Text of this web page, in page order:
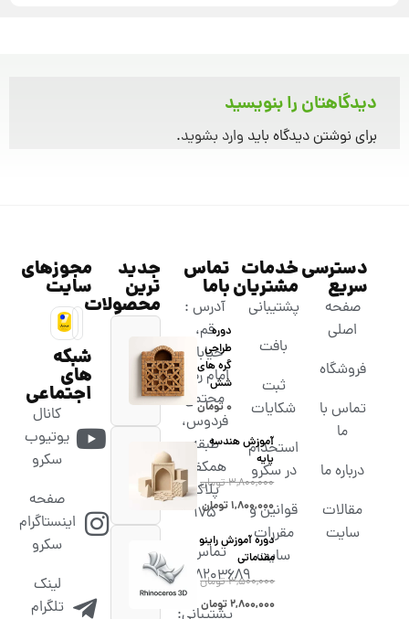
دیدگاهتان را بنویسید
برای نوشتن دیدگاه باید وارد بشوید.
دسترسی
سریع
صفحه
اصلی
فروشگاه
تماس با
ما
درباره ما
مقالات
سایت
خدمات
مشتریان
پشتیبانی
بافت
ثبت
شکایات
استخدام
در سکرو
قوانین و
مقررات
سایت
تماس
باما
آدرس :
قم،
خیابان
امام رضا،
مجتمع
فردوس،
طبقه
همکف،
پلاک
۱۷۵
تماس :
02538203689
جدید
ترین
محصولات
دوره
طراحی
گره های
شش
۰تومان
آموزش هندسه
پایه
۳,۸۰۰,۰۰۰تومان
۱,۸۰۰,۰۰۰تومان
دوره آموزش راینو
مقدماتی
۳,۵۰۰,۰۰۰تومان
۲,۸۰۰,۰۰۰تومان
مجوزهای
سایت
شبکه
های
اجتماعی
کانال
یوتیوب
سکرو
صفحه
اینستاگرام
سکرو
لینک
تلگرام